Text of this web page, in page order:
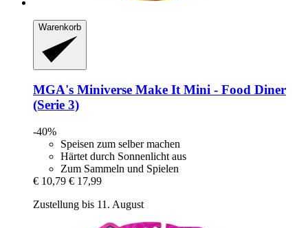
Warenkorb
MGA's Miniverse Make It Mini -​ Food Diner
(Serie 3)
-40%
Speisen zum selber machen
Härtet durch Sonnenlicht aus
Zum Sammeln und Spielen
€ 10,79 € 17,99
Zustellung bis 11. August